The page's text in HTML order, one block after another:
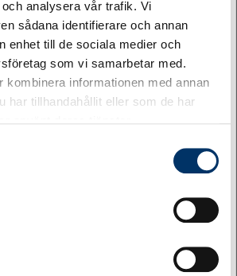
analysera vår trafik. Vi
sådana identifierare och annan
enhet till de sociala medier och
som vi samarbetar med.
kombinera informationen med annan
har tillhandahållit eller som de har
2024/2025
2024
och föreningsgranskare
2023/2024
och föreningsgranskare